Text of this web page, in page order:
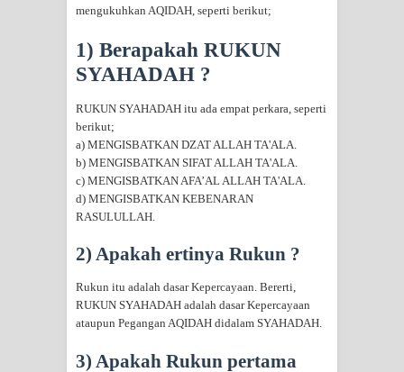
FASIH. TAPI SINGA PUN TUNDUK
PADANYA
TERPESONA, JANGAN JUGA
DI TANGAN MURSYID, CINTA
MENEMUKAN JALAN PULANG
RAWATAN TAREKAT: APABILA
ALLAH MENYEMBUHKAN HATI, JIWA
mengukuhkan AQIDAH, seperti berikut;
1) Berapakah RUKUN
SYAHADAH ?
RUKUN SYAHADAH itu ada empat perkara, seperti
berikut;
a) MENGISBATKAN DZAT ALLAH TA'ALA.
b) MENGISBATKAN SIFAT ALLAH TA'ALA.
c) MENGISBATKAN AFA’AL ALLAH TA'ALA.
d) MENGISBATKAN KEBENARAN
RASULULLAH.
2) Apakah ertinya Rukun ?
Rukun itu adalah dasar Kepercayaan. Bererti,
RUKUN SYAHADAH adalah dasar Kepercayaan
ataupun Pegangan AQIDAH didalam SYAHADAH.
3) Apakah Rukun pertama